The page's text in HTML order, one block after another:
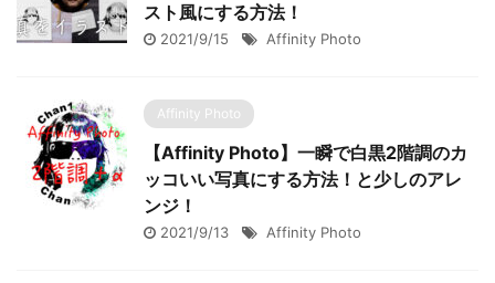
スト風にする方法！
2021/9/15 Affinity Photo
Affinity Photo
【Affinity Photo】一瞬で白黒2階調のカ
ッコいい写真にする方法！と少しのアレ
ンジ！
2021/9/13 Affinity Photo